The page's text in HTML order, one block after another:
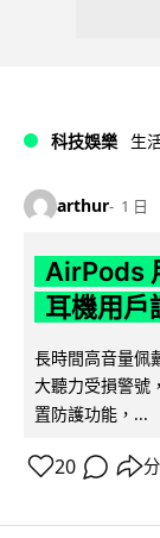
科技娛樂 生
arthur 1 日
AirPods
耳機用
長時間高音量佩
大聽力受損警號
置防護功能，...
20